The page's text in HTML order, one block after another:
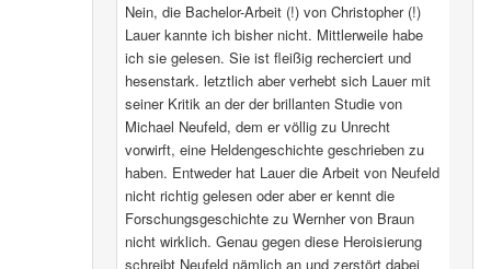
Nein, die Bachelor-Arbeit (!) von Christopher (!)
Lauer kannte ich bisher nicht. Mittlerweile habe
ich sie gelesen. Sie ist fleißig recherciert und
hesenstark. letztlich aber verhebt sich Lauer mit
seiner Kritik an der der brillanten Studie von
Michael Neufeld, dem er völlig zu Unrecht
vorwirft, eine Heldengeschichte geschrieben zu
haben. Entweder hat Lauer die Arbeit von Neufeld
nicht richtig gelesen oder aber er kennt die
Forschungsgeschichte zu Wernher von Braun
nicht wirklich. Genau gegen diese Heroisierung
schreibt Neufeld nämlich an und zerstört dabei